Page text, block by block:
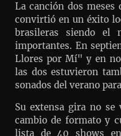
La canción dos meses
convirtió en un éxito
brasileras siendo el
importantes. En
Llores por Mí" y en
las dos estuvieron
sonados del verano
Su extensa gira no se
cambio de formato y
lista de 40 shows